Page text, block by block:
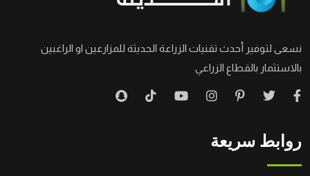
نسعى لتوفير أحدث تقنيات الزراعة الحديثة للمزارعين او الراغبين
بالاستثمار بالقطاع الزراعي
روابط سريعة